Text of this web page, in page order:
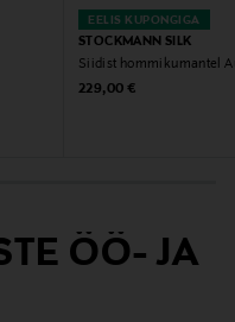
EELIS KUPONGIGA
STOCKMANN SILK
Siidist hommikumantel
Original Price
229,00 €
ÖÖ- JA